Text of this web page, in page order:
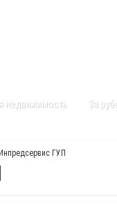
недвижимость За
ГУП